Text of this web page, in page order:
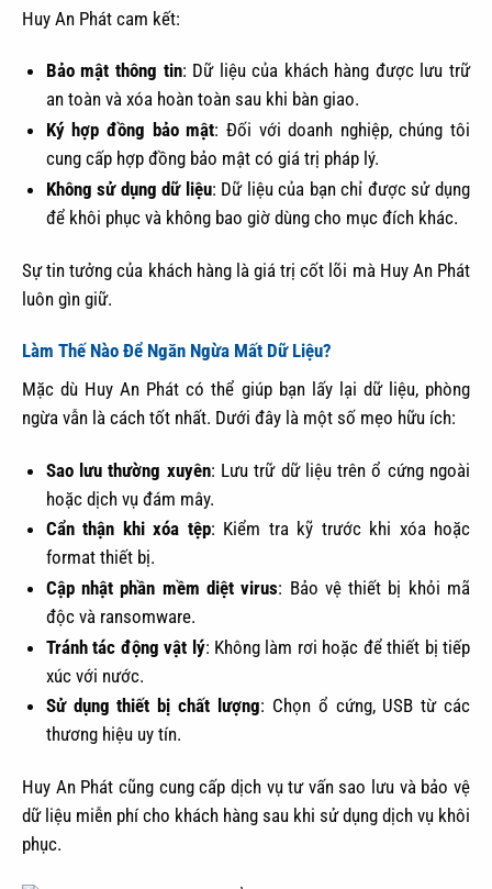
Huy An Phát cam kết:
Bảo mật thông tin: Dữ liệu của khách hàng được lưu trữ
an toàn và xóa hoàn toàn sau khi bàn giao.
Ký hợp đồng bảo mật: Đối với doanh nghiệp, chúng tôi
cung cấp hợp đồng bảo mật có giá trị pháp lý.
Không sử dụng dữ liệu: Dữ liệu của bạn chỉ được sử dụng
để khôi phục và không bao giờ dùng cho mục đích khác.
Sự tin tưởng của khách hàng là giá trị cốt lõi mà Huy An Phát
luôn gìn giữ.
Làm Thế Nào Để Ngăn Ngừa Mất Dữ Liệu?
Mặc dù Huy An Phát có thể giúp bạn lấy lại dữ liệu, phòng
ngừa vẫn là cách tốt nhất. Dưới đây là một số mẹo hữu ích:
Sao lưu thường xuyên: Lưu trữ dữ liệu trên ổ cứng ngoài
hoặc dịch vụ đám mây.
Cẩn thận khi xóa tệp: Kiểm tra kỹ trước khi xóa hoặc
format thiết bị.
Cập nhật phần mềm diệt virus: Bảo vệ thiết bị khỏi mã
độc và ransomware.
Tránh tác động vật lý: Không làm rơi hoặc để thiết bị tiếp
xúc với nước.
Sử dụng thiết bị chất lượng: Chọn ổ cứng, USB từ các
thương hiệu uy tín.
Huy An Phát cũng cung cấp dịch vụ tư vấn sao lưu và bảo vệ
dữ liệu miễn phí cho khách hàng sau khi sử dụng dịch vụ khôi
phục.